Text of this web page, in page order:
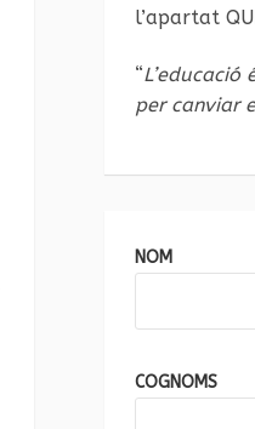
l’apartat
“L’educació
per canviar
NOM
COGNOMS